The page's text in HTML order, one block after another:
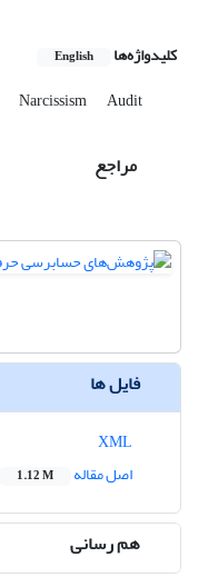
کلیدواژه‌ها English
Narcissism Audit
مراجع
فایل ها
اصل مقاله
1.12 M
هم رسانی